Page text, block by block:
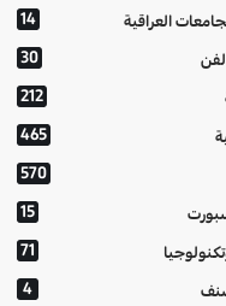
العراقية 14
30
212
465
570
15
71
4